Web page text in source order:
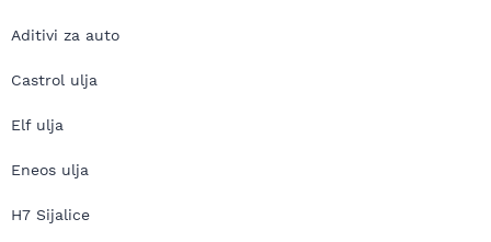
Aditivi za auto
Castrol ulja
Elf ulja
Eneos ulja
H7 Sijalice